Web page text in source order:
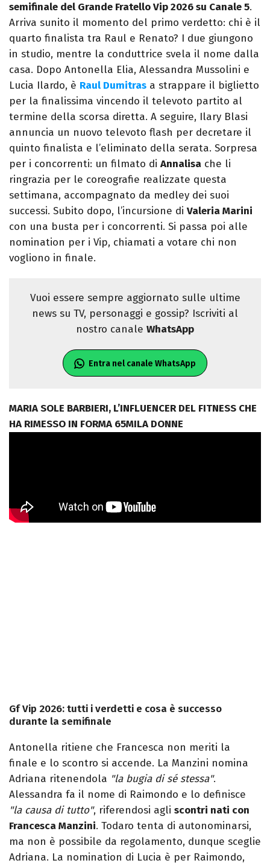
semifinale del Grande Fratello Vip 2026 su Canale 5.
Arriva sunito il momento del primo verdetto: chi è il
quarto finalista tra Raul e Renato? I due giungono
in studio, mentre la conduttrice svela il nome dalla
casa. Dopo Antonella Elia, Alessandra Mussolini e
Lucia Ilardo, è Raul Dumitras a strappare il biglietto
per la finalissima vincendo il televoto partito al
termine della scorsa diretta. A seguire, Ilary Blasi
annuncia un nuovo televoto flash per decretare il
quinto finalista e l’eliminato della serata. Sorpresa
per i concorrenti: un filmato di Annalisa che li
ringrazia per le coreografie realizzate questa
settimana, accompagnato da medley dei suoi
successi. Subito dopo, l’incursione di Valeria Marini
con una busta per i concorrenti. Si passa poi alle
nomination per i Vip, chiamati a votare chi non
vogliono in finale.
Vuoi essere sempre aggiornato sulle ultime
news su TV, personaggi e gossip? Iscriviti al
nostro canale WhatsApp
Entra nel canale WhatsApp
MARIA SOLE BARBIERI, L’INFLUENCER DEL FITNESS CHE
HA RIMESSO IN FORMA 65MILA DONNE
Gf Vip 2026: tutti i verdetti e cosa è successo
durante la semifinale
Antonella ritiene che Francesca non meriti la
finale e lo scontro si accende. La Manzini nomina
Adriana ritenendola "la bugia di sé stessa".
Alessandra fa il nome di Raimondo e lo definisce
"la causa di tutto", riferendosi agli scontri nati con
Francesca Manzini. Todaro tenta di autonominarsi,
ma non è possibile da regolamento, dunque sceglie
Adriana. La nomination di Lucia è per Raimondo,